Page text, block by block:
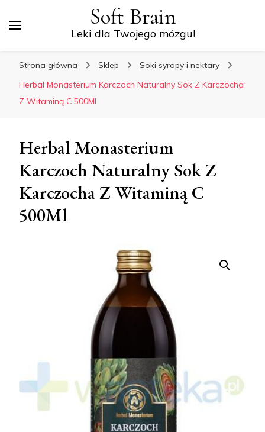
Soft Brain
Leki dla Twojego mózgu!
Strona główna Sklep
Soki syropy i nektary
Herbal Monasterium Karczoch Naturalny Sok Z Karczocha
Z Witaminą C 500Ml
Herbal Monasterium
Karczoch Naturalny Sok Z
Karczocha Z Witaminą C
500Ml